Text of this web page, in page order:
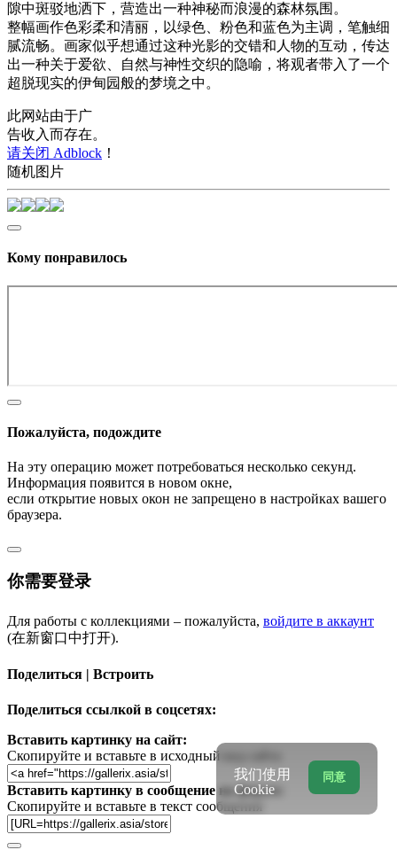
隙中斑驳地洒下，营造出一种神秘而浪漫的森林氛围。
整幅画作色彩柔和清丽，以绿色、粉色和蓝色为主调，笔触细
腻流畅。画家似乎想通过这种光影的交错和人物的互动，传达
出一种关于爱欲、自然与神性交织的隐喻，将观者带入了一个
超脱现实的伊甸园般的梦境之中。
此网站由于广
告收入而存在。
请关闭 Adblock ！
随机图片
Кому понравилось
Пожалуйста, подождите
На эту операцию может потребоваться несколько секунд.
Информация появится в новом окне,
если открытие новых окон не запрещено в настройках вашего
браузера.
你需要登录
Для работы с коллекциями – пожалуйста, войдите в аккаунт
(在新窗口中打开).
Поделиться | Встроить
Поделиться ссылкой в соцсетях:
Вставить картинку на сайт:
Скопируйте и вставьте в исходный код сайта
Вставить картинку в сообщение на форум:
Скопируйте и вставьте в текст сообщения
同意
我们使用
Cookie